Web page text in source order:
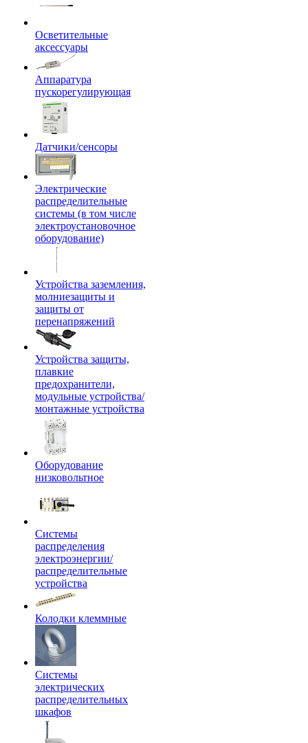
Осветительные
аксессуары
Аппаратура
пускорегулирующая
Датчики/сенсоры
Электрические
распределительные
системы (в том числе
электроустановочное
оборудование)
Устройства заземления,
молниезащиты и
защиты от
перенапряжений
Устройства защиты,
плавкие
предохранители,
модульные устройства/
монтажные устройства
Оборудование
низковольтное
Системы
распределения
электроэнергии/
распределительные
устройства
Колодки клеммные
Системы
электрических
распределительных
шкафов